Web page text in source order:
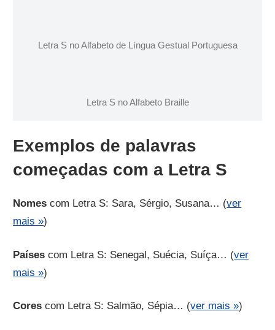
Letra S no Alfabeto de Língua Gestual Portuguesa
Letra S no Alfabeto Braille
Exemplos de palavras
começadas com a Letra S
Nomes com Letra S: Sara, Sérgio, Susana… (ver
mais »)
Países com Letra S: Senegal, Suécia, Suíça… (ver
mais »)
Cores com Letra S: Salmão, Sépia… (ver mais »)